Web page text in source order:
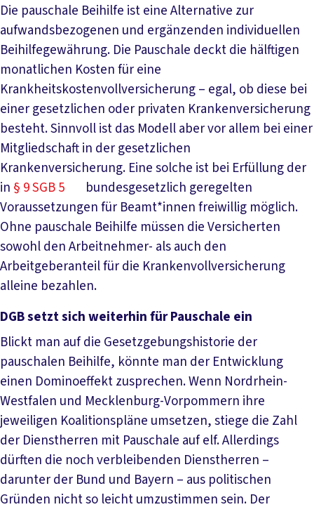
Die pauschale Beihilfe ist eine Alternative zur
aufwandsbezogenen und ergänzenden individuellen
Beihilfegewährung. Die Pauschale deckt die hälftigen
monatlichen Kosten für eine
Krankheitskostenvollversicherung – egal, ob diese bei
einer gesetzlichen oder privaten Krankenversicherung
besteht. Sinnvoll ist das Modell aber vor allem bei einer
Mitgliedschaft in der gesetzlichen
Krankenversicherung. Eine solche ist bei Erfüllung der
in § 9 SGB 5
bundesgesetzlich geregelten
Voraussetzungen für Beamt*innen freiwillig möglich.
Ohne pauschale Beihilfe müssen die Versicherten
sowohl den Arbeitnehmer- als auch den
Arbeitgeberanteil für die Krankenvollversicherung
alleine bezahlen.
DGB setzt sich weiterhin für Pauschale ein
Blickt man auf die Gesetzgebungshistorie der
pauschalen Beihilfe, könnte man der Entwicklung
einen Dominoeffekt zusprechen. Wenn Nordrhein-
Westfalen und Mecklenburg-Vorpommern ihre
jeweiligen Koalitionspläne umsetzen, stiege die Zahl
der Dienstherren mit Pauschale auf elf. Allerdings
dürften die noch verbleibenden Dienstherren –
darunter der Bund und Bayern – aus politischen
Gründen nicht so leicht umzustimmen sein. Der